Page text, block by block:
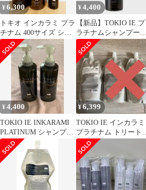
¥6,300
トキオ インカラミ プラ
チナム 400サイズ シャ
ンプー&トリートメン
ト&オイル
¥4,400
【新品】TOKIO IE プ
ラチナムシャンプー
400ml ✖︎1
¥4,400
TOKIO IE INKARAMI
PLATINUM シャンプー
トリートメント
¥6,399
TOKIO IE インカラミ
プラチナム トリートメ
ント 詰め替え